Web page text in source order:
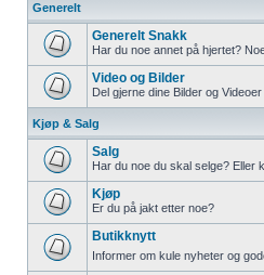
Generelt
Generelt Snakk
Har du noe annet på hjertet?
Video og Bilder
Del gjerne dine Bilder og
Kjøp & Salg
Salg
Har du noe du skal selge? Eller
Kjøp
Er du på jakt etter noe?
Butikknytt
Informer om kule nyheter og